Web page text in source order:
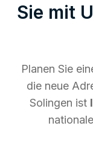
Sie mit
Planen Sie
die neue
Solingen ist